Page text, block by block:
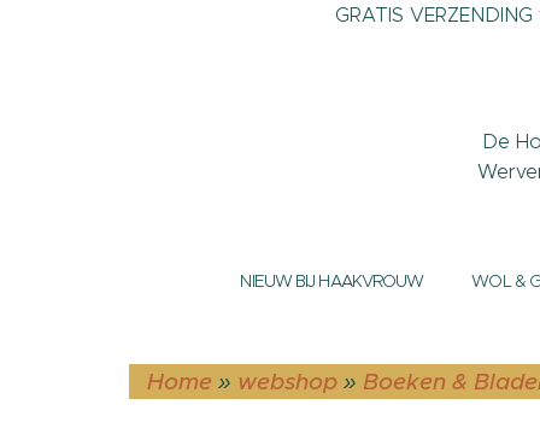
GRATIS
De
NIEUW BIJ HAAKVROUW WOL &
Home » webshop » Boeken &